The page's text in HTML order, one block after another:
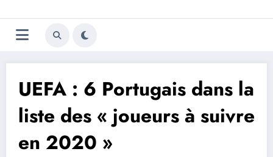
au
contenu
Trivela
L'actualité du football
UEFA : 6 Portugais dans la
liste des « joueurs à suivre
en 2020 »